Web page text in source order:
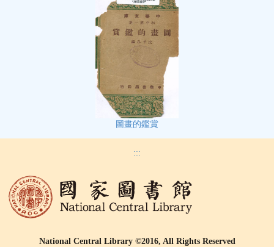
圖畫的鑑賞
:::
National Central Library ©2016, All Rights Reserved